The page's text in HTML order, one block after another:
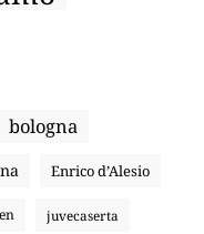
bologna
Enrico d’Alesio
juvecaserta